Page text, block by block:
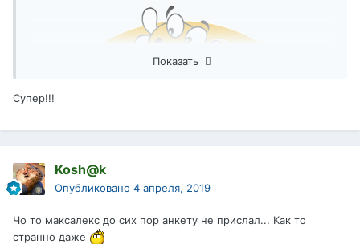
Показать
Супер!!!
Kosh@k
Опубликовано 4 апреля, 2019
Чо то максалекс до сих пор анкету не прислал... Как то
странно даже